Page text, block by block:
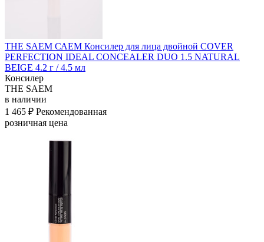
THE SAEM САЕМ Консилер для лица двойной COVER
PERFECTION IDEAL CONCEALER DUO 1.5 NATURAL
BEIGE 4.2 г / 4.5 мл
Консилер
THE SAEM
в наличии
1 465 ₽ Рекомендованная
розничная цена